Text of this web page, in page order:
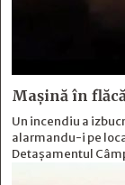
Mașină în
Un incendiu a
alarmandu-i pe
Detașamentul